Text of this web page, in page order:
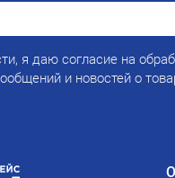
я даю согласие на
и новостей о